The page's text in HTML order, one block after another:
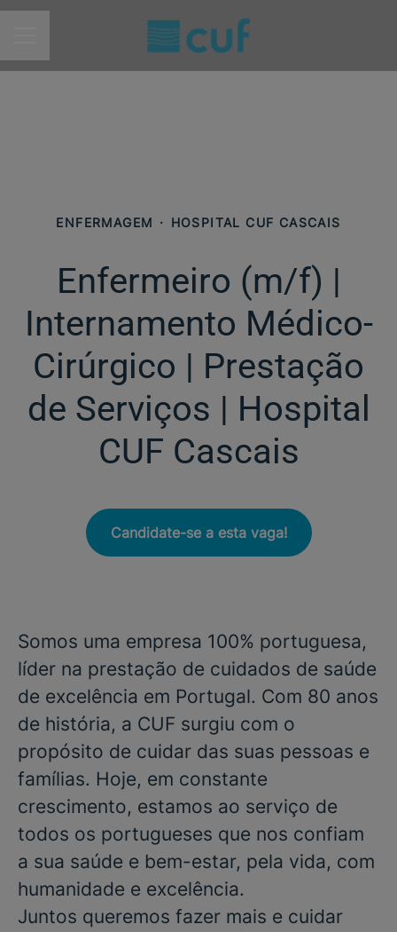
MENU DE CARREIRAS
ENFERMAGEM · HOSPITAL CUF CASCAIS
Enfermeiro (m/f) |
Internamento Médico-
Cirúrgico | Prestação
de Serviços | Hospital
CUF Cascais
Candidate-se a esta vaga!
Somos uma empresa 100% portuguesa,
líder na prestação de cuidados de saúde
de excelência em Portugal. Com 80 anos
de história, a CUF surgiu com o
propósito de cuidar das suas pessoas e
famílias. Hoje, em constante
crescimento, estamos ao serviço de
todos os portugueses que nos confiam
a sua saúde e bem-estar, pela vida, com
humanidade e excelência.
Juntos queremos fazer mais e cuidar